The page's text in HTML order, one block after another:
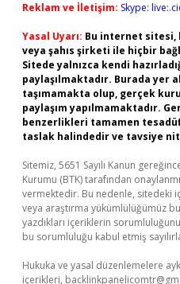
Reklam ve İletişim: Skype:
Yasal Uyarı: Bu internet sitesi,
veya şahıs şirketi ile hiçbir
Sitede yalnızca kendi
paylaşılmaktadır. Burada
taşımamakta olup, gerçek
paylaşım yapılmamaktadır.
benzerlikleri tamamen
taslak halindedir ve tavsiye
Sitemiz, 5651 Sayılı Kanun
Kurumu (BTK) tarafından
vermektedir. Bu nedenle, sitedeki
veya araştırma yükümlülüğümüz
yazdıkları içeriklerin
bu sorumluluğu kabul etmiş
Hukuka ve yasal düzenlemelere
içerikleri,